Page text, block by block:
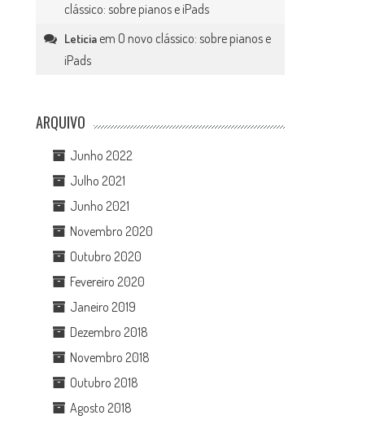
clássico: sobre pianos e iPads
Leticia em O novo clássico: sobre pianos e
iPads
ARQUIVO
Junho 2022
Julho 2021
Junho 2021
Novembro 2020
Outubro 2020
Fevereiro 2020
Janeiro 2019
Dezembro 2018
Novembro 2018
Outubro 2018
Agosto 2018